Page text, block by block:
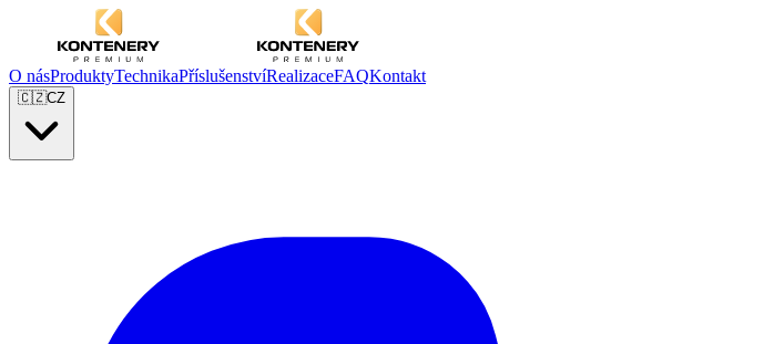
O násProduktyTechnikaPříslušenstvíRealizaceFAQKontakt
🇨🇿CZ